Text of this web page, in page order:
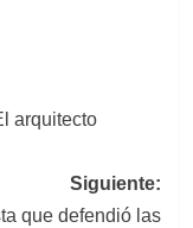
arquitecto
Siguiente:
que defendió las